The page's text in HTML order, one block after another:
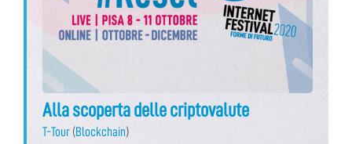
Alla scoperta delle criptovalute
T-Tour (Blockchain)